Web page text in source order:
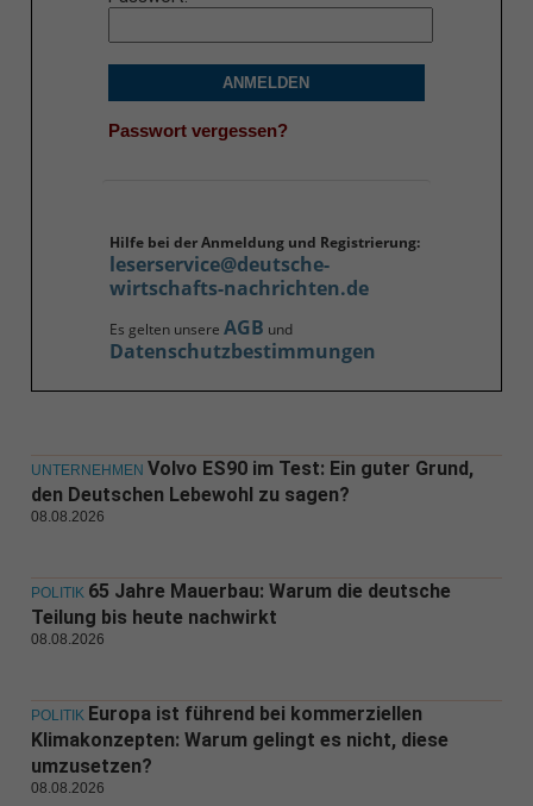
ANMELDEN
Passwort vergessen?
Hilfe bei der Anmeldung und Registrierung:
leserservice@deutsche-
wirtschafts-nachrichten.de
Es gelten unsere AGB und
Datenschutzbestimmungen
UNTERNEHMEN Volvo ES90 im Test: Ein guter Grund,
den Deutschen Lebewohl zu sagen?
08.08.2026
POLITIK 65 Jahre Mauerbau: Warum die deutsche
Teilung bis heute nachwirkt
08.08.2026
POLITIK Europa ist führend bei kommerziellen
Klimakonzepten: Warum gelingt es nicht, diese
umzusetzen?
08.08.2026